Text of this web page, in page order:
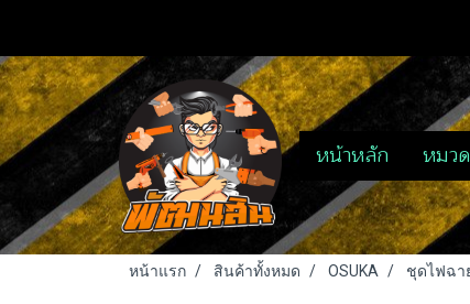
หน้าหลัก หมว
หน้าแรก สินค้าทั้งหมด OSUKA ชุดไฟฉา